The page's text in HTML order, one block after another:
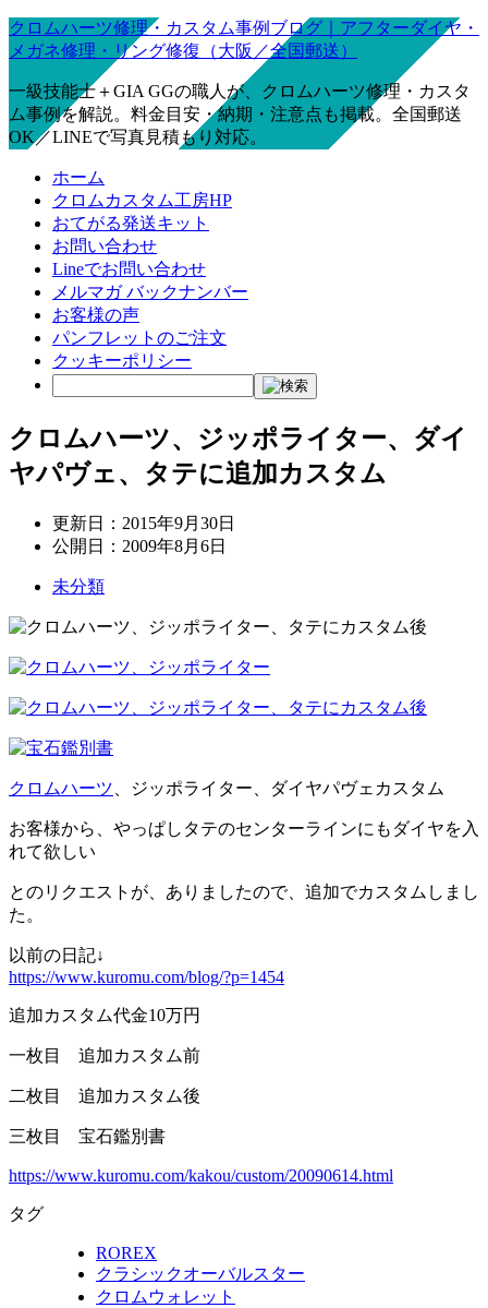
クロムハーツ修理・カスタム事例ブログ｜アフターダイヤ・
メガネ修理・リング修復（大阪／全国郵送）
一級技能士＋GIA GGの職人が、クロムハーツ修理・カスタ
ム事例を解説。料金目安・納期・注意点も掲載。全国郵送
OK／LINEで写真見積もり対応。
ホーム
クロムカスタム工房HP
おてがる発送キット
お問い合わせ
Lineでお問い合わせ
メルマガ バックナンバー
お客様の声
パンフレットのご注文
クッキーポリシー
クロムハーツ、ジッポライター、ダイ
ヤパヴェ、タテに追加カスタム
更新日： 2015年9月30日
公開日： 2009年8月6日
未分類
クロムハーツ 、ジッポライター、ダイヤパヴェカスタム
お客様から、やっぱしタテのセンターラインにもダイヤを入
れて欲しい
とのリクエストが、ありましたので、追加でカスタムしまし
た。
以前の日記↓
https://www.kuromu.com/blog/?p=1454
追加カスタム代金10万円
一枚目 追加カスタム前
二枚目 追加カスタム後
三枚目 宝石鑑別書
https://www.kuromu.com/kakou/custom/20090614.html
タグ
ROREX
クラシックオーバルスター
クロムウォレット